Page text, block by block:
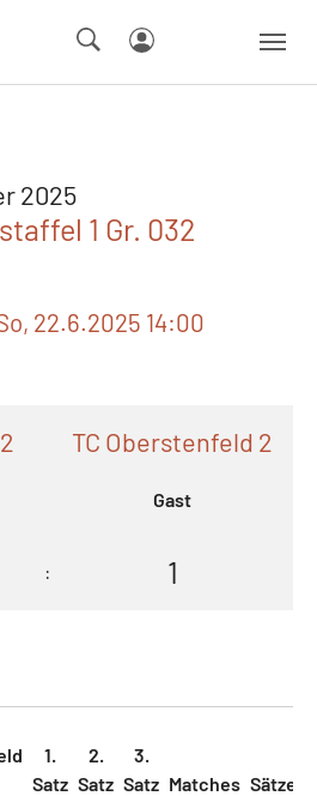
2025
1 Gr. 032
22.6.2025 14:00
TC Oberstenfeld 2
Gast
: 1
1.
Satz
2.
Satz
3.
Satz Matches Sätze